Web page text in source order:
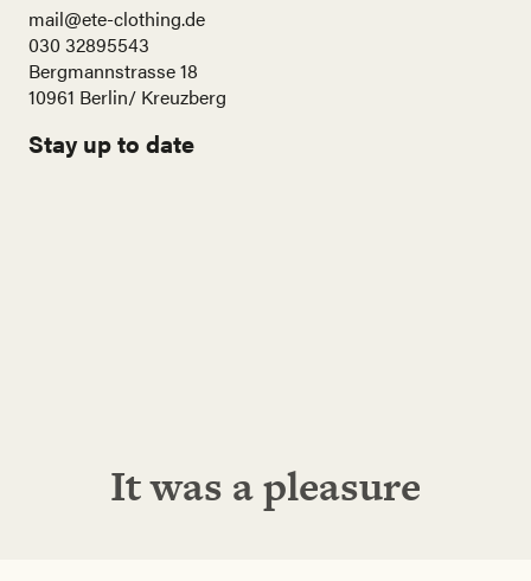
mail@ete-clothing.de
030 32895543
Bergmannstrasse 18
10961 Berlin/ Kreuzberg
Stay up to date
It was a pleasure